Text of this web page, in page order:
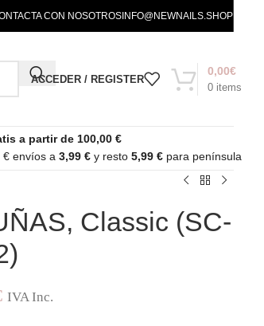
CON NOSOTROS INFO@NEWNAILS.SHOP
ACCEDER / REGISTER
0 items
0,00€
a partir de 100,00 €
€ envíos a3,99 € y resto5,99 € para península
Classic (SC-
IVA Inc.